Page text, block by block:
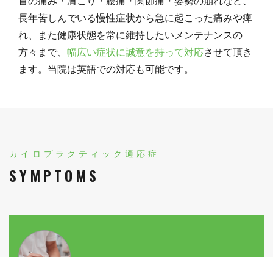
長年苦しんでいる慢性症状から急に起こった痛みや痺
れ、また健康状態を常に維持したいメンテナンスの
方々まで、 幅広い症状に誠意を持って対応させて頂き
ます。当院は英語での対応も可能です。
カイロプラクティック適応症
SYMPTOMS